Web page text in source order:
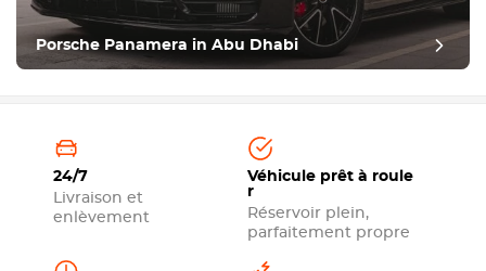
Porsche Panamera in Abu Dhabi
24/7
Livraison et
enlèvement
Véhicule prêt à roule
r
Réservoir plein,
parfaitement propre